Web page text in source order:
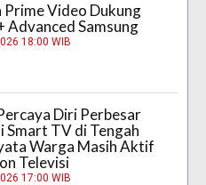
Prime Video Dukung
Advanced Samsung
18:00 WIB
Diri Perbesar
Smart TV di Tengah
Warga Masih Aktif
Televisi
17:00 WIB